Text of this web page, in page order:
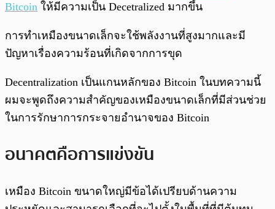
Bitcoin ให้มีความเป็น Decetralized มากขึ้น
การทำเหมืองขนาดเล็กจะใช้พลังงานที่สูงมากและมี
ปัญหาเรื่องความร้อนที่เกิดจากการขุด
Decentralization เป็นแกนหลักของ Bitcoin ในบทความนี้
ผมจะพูดถึงความสำคัญของเหมืองขนาดเล็กที่มีส่วนช่วย
ในการรักษาการกระจายอำนาจของ Bitcoin
อนาคตคือการแข่งขัน
เหมือง Bitcoin ขนาดใหญ่มีข้อได้เปรียบด้านความ